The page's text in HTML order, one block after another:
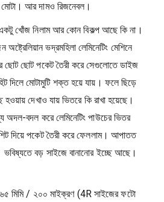
মোটা। আর দামও রিজনেবল।
খোঁজ নিলাম আর কোন বিকল্প আছে কি না।
ভদ্রমহিলা লেমিনেটিং মেশিনে
ছোট ছোট পকেট তৈরী করে সেগুলোতে ডাইজ
দিলে মোটামুটি শক্ত হয়ে যায়। ফলে ছিড়ে
দেখাও যায় ভিতরে কি রাখা হয়েছে।
অদল-বদল করে লেমিনেটিং পাউচের ভিতর
দিয়ে পকেট তৈরী করে ফেললাম। আপাতত
বড় সাইজে বানানোর ইচ্ছে আছে।
মিমি / ২০০ মাইক্রণ (4R সাইজের ফটো